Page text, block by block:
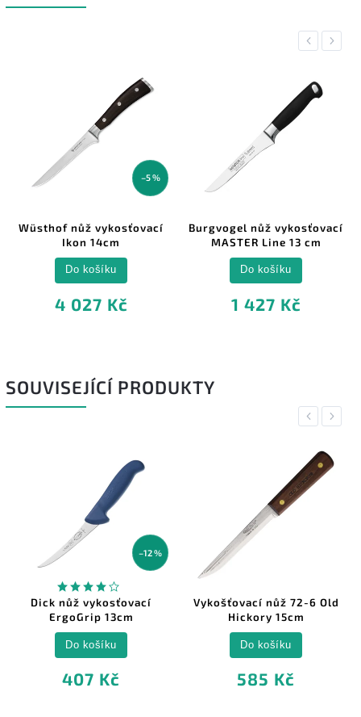
Previous
–5 %
Wüsthof nůž vykosťovací
Ikon 14cm
4 027 Kč
Do košíku
Burgvogel nůž vykosťovací
MASTER Line 13 cm
1 427 Kč
Do košíku
Next
SOUVISEJÍCÍ PRODUKTY
Previous
–12 %
Dick nůž vykosťovací
ErgoGrip 13cm
407 Kč
Do košíku
Vykošťovací nůž 72-6 Old
Hickory 15cm
585 Kč
Do košíku
Next